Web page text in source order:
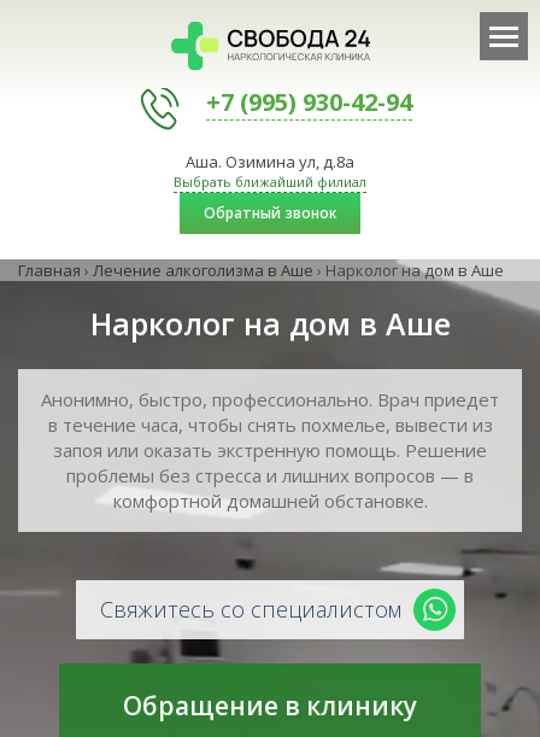
+7 (995) 930-42-94
Аша. Озимина ул, д.8а
Выбрать ближайший филиал
Обратный звонок
Главная › Лечение алкоголизма в Аше › Нарколог на дом в Аше
Нарколог на дом в Аше
Анонимно, быстро, профессионально. Врач приедет
в течение часа, чтобы снять похмелье, вывести из
запоя или оказать экстренную помощь. Решение
проблемы без стресса и лишних вопросов — в
комфортной домашней обстановке.
Свяжитесь со специалистом
Обращение в клинику